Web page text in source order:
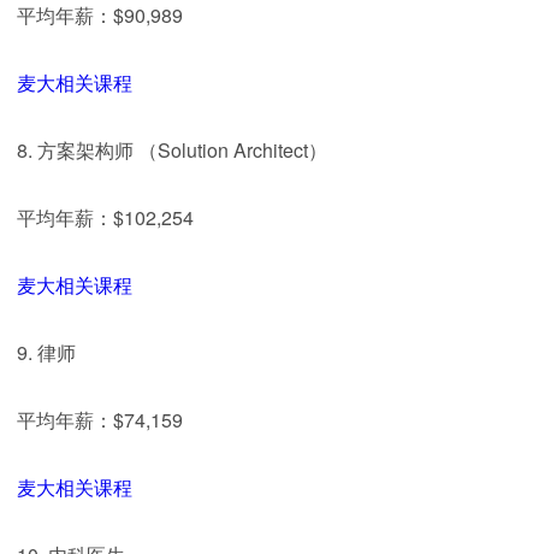
平均年薪：$90,989
麦大相关课程
8. 方案架构师 （Solution Architect）
平均年薪：$102,254
麦大相关课程
9. 律师
平均年薪：$74,159
麦大相关课程